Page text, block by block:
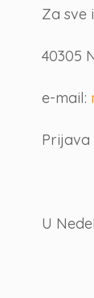
Za sve
40305
e-mail:
Prijava
U